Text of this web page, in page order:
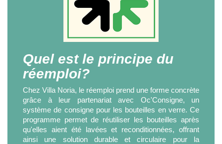
Quel est le principe du
réemploi?
Chez Villa Noria, le réemploi prend une forme concrète
grâce à leur partenariat avec Oc'Consigne, un
système de consigne pour les bouteilles en verre. Ce
programme permet de réutiliser les bouteilles après
qu'elles aient été lavées et reconditionnées, offrant
ainsi une solution durable et circulaire pour la